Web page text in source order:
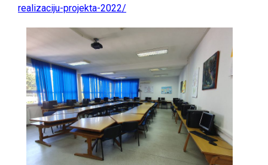
realizaciju-projekta-2022/